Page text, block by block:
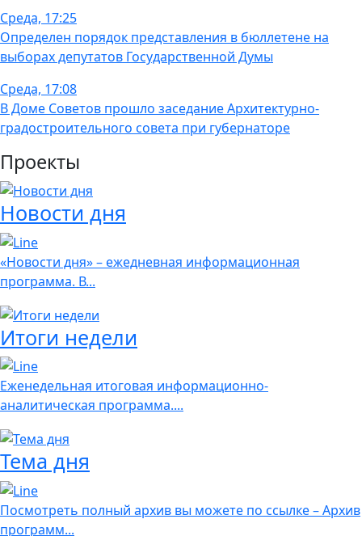
Среда, 17:25
Определен порядок представления в бюллетене на
выборах депутатов Государственной Думы
Среда, 17:08
В Доме Советов прошло заседание Архитектурно-
градостроительного совета при губернаторе
Проекты
Новости дня
«Новости дня» – ежедневная информационная
программа. В...
Итоги недели
Еженедельная итоговая информационно-
аналитическая программа....
Тема дня
Посмотреть полный архив вы можете по ссылке – Архив
программ...